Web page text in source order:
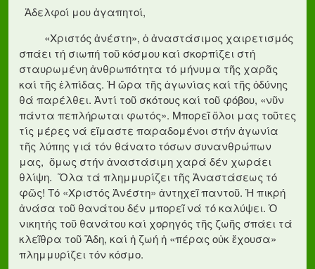
Ἀδελφοί μου ἀγαπητοί,
«Χριστός ἀνέστη», ὁ ἀναστάσιμος χαιρετισμός
σπάει τή σιωπή τοῦ κόσμου καί σκορπίζει στή
σταυρωμένη ἀνθρωπότητα τό μήνυμα τῆς χαρᾶς
καί τῆς ἐλπίδας. Ἡ ὥρα τῆς ἀγωνίας καί τῆς ὀδύνης
θά παρέλθει. Ἀντί τοῦ σκότους καί τοῦ φόβου, «νῦν
πάντα πεπλήρωται φωτός». Μπορεῖ ὅλοι μας τοῦτες
τίς μέρες νά εἴμαστε παραδομένοι στήν ἀγωνία
τῆς λύπης γιά τόν θάνατο τόσων συνανθρώπων
μας, ὅμως στήν ἀναστάσιμη χαρά δέν χωράει
θλίψη. Ὅλα τά πλημμυρίζει τῆς Ἀναστάσεως τό
φῶς! Τό «Χριστός Ἀνέστη» ἀντηχεῖ παντοῦ. Ἡ πικρή
ἀνάσα τοῦ θανάτου δέν μπορεῖ νά τό καλύψει. Ὁ
νικητής τοῦ θανάτου καί χορηγός τῆς ζωῆς σπάει τά
κλεῖθρα τοῦ Ἅδη, καί ἡ ζωή ἡ «πέρας οὐκ ἔχουσα»
πλημμυρίζει τόν κόσμο.